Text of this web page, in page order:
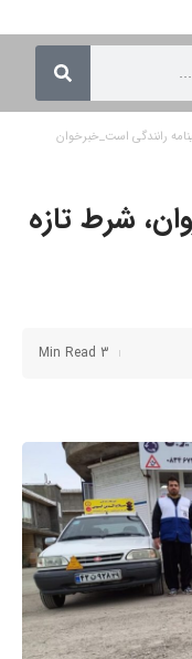
رانندگی است_خبرخوان
شرط تازه
3 Min Read